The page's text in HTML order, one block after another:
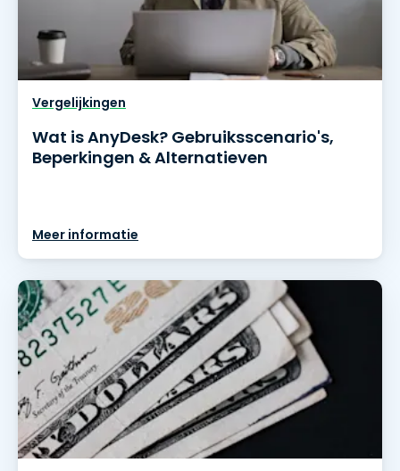
Vergelijkingen
Wat is AnyDesk? Gebruiksscenario's,
Beperkingen & Alternatieven
Meer informatie